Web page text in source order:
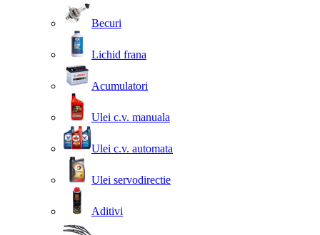
Becuri
Lichid frana
Acumulatori
Ulei c.v. manuala
Ulei c.v. automata
Ulei servodirectie
Aditivi